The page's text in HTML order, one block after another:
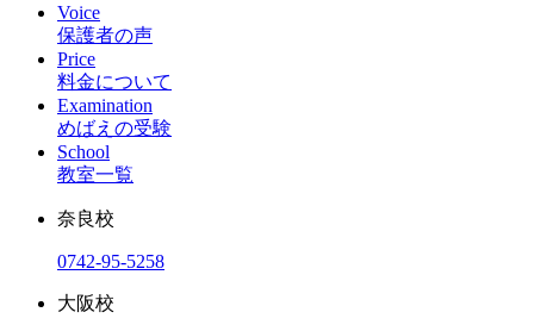
Voice
保護者の声
Price
料金について
Examination
めばえの受験
School
教室一覧
奈良校
0742-95-5258
大阪校